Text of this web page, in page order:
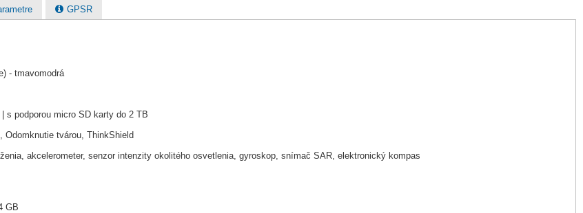
GPSR
- tmavomodrá
s podporou micro SD karty do 2 TB
tvárou, ThinkShield
akcelerometer, senzor intenzity okolitého osvetlenia, gyroskop, snímač SAR, elektronický kompas
GB